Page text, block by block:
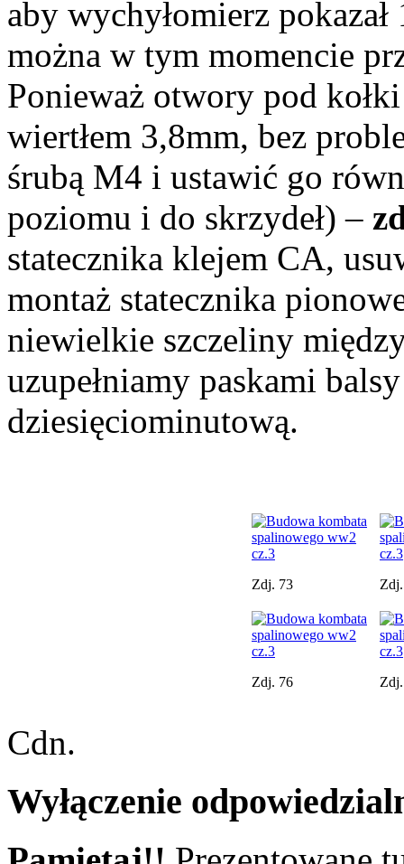
aby wychyłomierz
można w tym momencie
Ponieważ otwory pod
wiertłem 3,8mm, bez
śrubą M4 i ustawić go
poziomu i do skrzydeł) –
statecznika klejem CA,
montaż statecznika
niewielkie szczeliny
uzupełniamy paskami
dziesięciominutową.
Zdj. 73
Zdj. 76
Cdn.
Wyłączenie